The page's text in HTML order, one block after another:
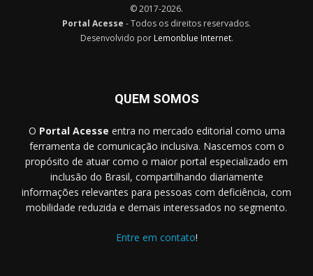
© 2017-2026.
Portal Acesse - Todos os direitos reservados.
Desenvolvido por Lemonblue Internet.
QUEM SOMOS
O Portal Acesse entra no mercado editorial como uma
ferramenta de comunicação inclusiva. Nascemos com o
propósito de atuar como o maior portal especializado em
inclusão do Brasil, compartilhando diariamente
informações relevantes para pessoas com deficiência, com
mobilidade reduzida e demais interessados no segmento.
Entre em contato!